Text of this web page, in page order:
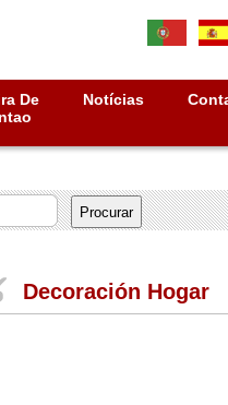
De
Notícias
Decoración Hogar